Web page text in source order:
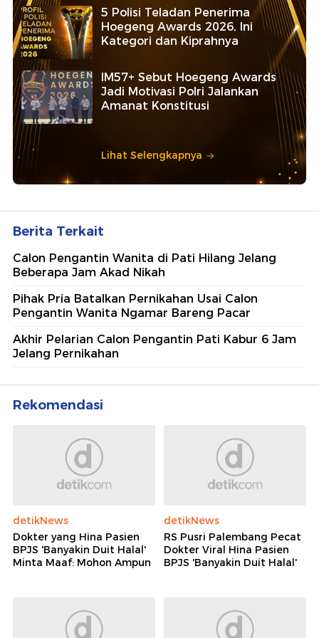
5 Polisi Teladan Penerima
Hoegeng Awards 2026, Ini
Kategori dan Kiprahnya
IM57+ Sebut Hoegeng Awards
Jadi Motivasi Polri Jalankan
Amanat Konstitusi
Lihat Selengkapnya
Berita Terkait
Calon Pengantin Wanita di Pati Hilang Jelang
Beberapa Jam Akad Nikah
Pihak Pria Batalkan Pernikahan Usai Calon
Pengantin Wanita Ngamar Bareng Pacar
Akhir Pelarian Calon Pengantin Pati Kabur 6 Jam
Jelang Pernikahan
Rekomendasi
detikNews
Dokter yang Hina Pasien
BPJS 'Banyakin Duit Halal'
Minta Maaf: Mohon Ampun
detikNews
RS Pusri Palembang Pecat
Dokter Viral Hina Pasien
BPJS 'Banyakin Duit Halal'